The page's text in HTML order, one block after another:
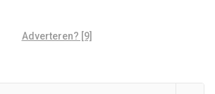
Adverteren? [9]